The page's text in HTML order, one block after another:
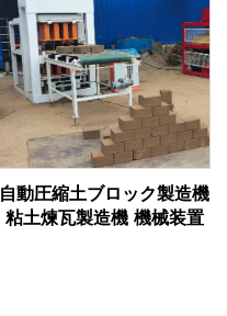
自動圧縮土ブロック製造機
粘土煉瓦製造機 機械装置